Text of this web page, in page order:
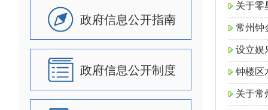
政府信息公开指南
政府信息公开制度
关于零
常州钟
设立娱
钟楼区
关于常